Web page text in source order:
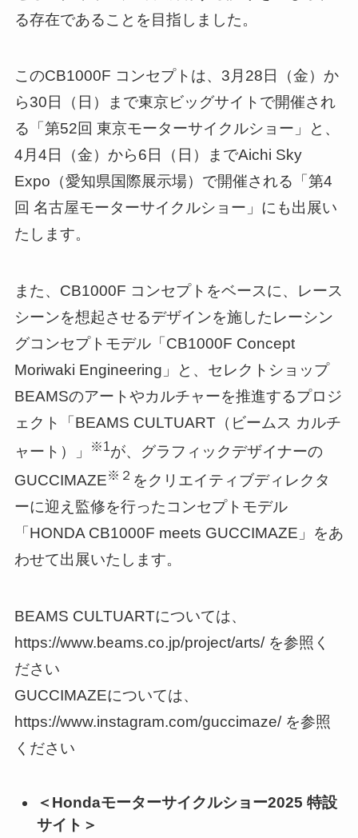
る存在であることを目指しました。
このCB1000F コンセプトは、3月28日（金）か
ら30日（日）まで東京ビッグサイトで開催され
る「第52回 東京モーターサイクルショー」と、
4月4日（金）から6日（日）までAichi Sky
Expo（愛知県国際展示場）で開催される「第4
回 名古屋モーターサイクルショー」にも出展い
たします。
また、CB1000F コンセプトをベースに、レース
シーンを想起させるデザインを施したレーシン
グコンセプトモデル「CB1000F Concept
Moriwaki Engineering」と、セレクトショップ
BEAMSのアートやカルチャーを推進するプロジ
ェクト「BEAMS CULTUART（ビームス カルチ
ャート）」
※1が、グラフィックデザイナーの
GUCCIMAZE※２ をクリエイティブディレクタ
ーに迎え監修を行ったコンセプトモデル
「HONDA CB1000F meets GUCCIMAZE」をあ
わせて出展いたします。
BEAMS CULTUARTについては、
https://www.beams.co.jp/project/arts/ を参照く
ださい
GUCCIMAZEについては、
https://www.instagram.com/guccimaze/ を参照
ください
＜Hondaモーターサイクルショー2025 特設
サイト＞